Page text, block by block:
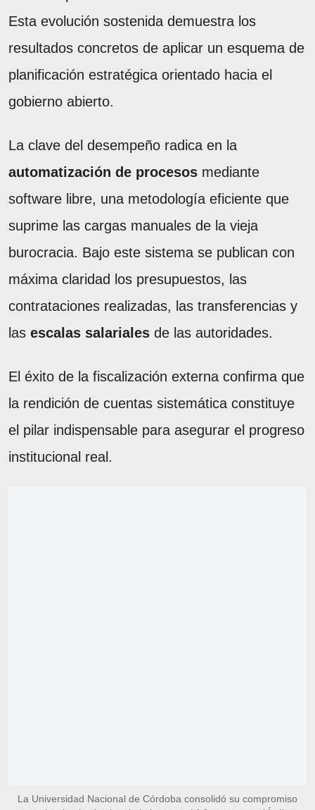
Esta evolución sostenida demuestra los
resultados concretos de aplicar un esquema de
planificación estratégica orientado hacia el
gobierno abierto.
La clave del desempeño radica en la
automatización de procesos mediante
software libre, una metodología eficiente que
suprime las cargas manuales de la vieja
burocracia. Bajo este sistema se publican con
máxima claridad los presupuestos, las
contrataciones realizadas, las transferencias y
las escalas salariales de las autoridades.
El éxito de la fiscalización externa confirma que
la rendición de cuentas sistemática constituye
el pilar indispensable para asegurar el progreso
institucional real.
La Universidad Nacional de Córdoba consolidó su compromiso